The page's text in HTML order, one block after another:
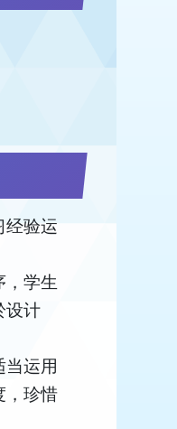
经验运
，学生
设计
运用
，珍惜